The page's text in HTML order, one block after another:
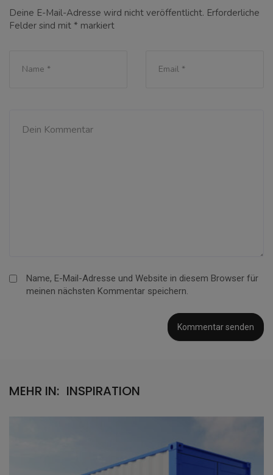
Deine E-Mail-Adresse wird nicht veröffentlicht. Erforderliche
Felder sind mit * markiert
Name, E-Mail-Adresse und Website in diesem Browser für
meinen nächsten Kommentar speichern.
MEHR IN: INSPIRATION